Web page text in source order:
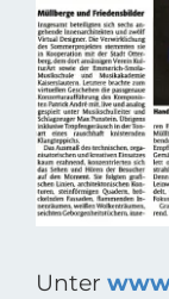
Unter